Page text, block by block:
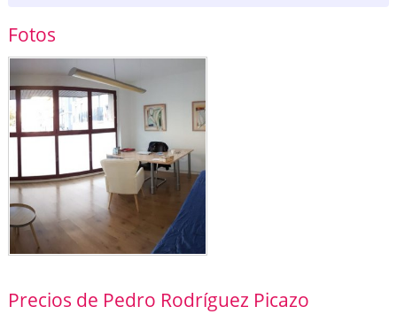
Fotos
Precios de Pedro Rodríguez Picazo